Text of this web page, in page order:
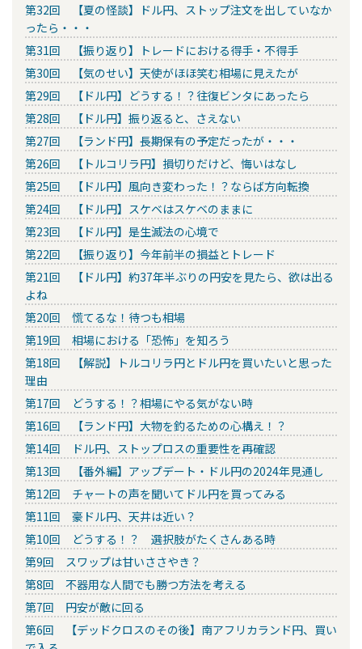
第32回 【夏の怪談】ドル円、ストップ注文を出していなか
ったら・・・
第31回 【振り返り】トレードにおける得手・不得手
第30回 【気のせい】天使がほほ笑む相場に見えたが
第29回 【ドル円】どうする！？往復ビンタにあったら
第28回 【ドル円】振り返ると、さえない
第27回 【ランド円】長期保有の予定だったが・・・
第26回 【トルコリラ円】損切りだけど、悔いはなし
第25回 【ドル円】風向き変わった！？ならば方向転換
第24回 【ドル円】スケベはスケベのままに
第23回 【ドル円】是生滅法の心境で
第22回 【振り返り】今年前半の損益とトレード
第21回 【ドル円】約37年半ぶりの円安を見たら、欲は出る
よね
第20回 慌てるな！待つも相場
第19回 相場における「恐怖」を知ろう
第18回 【解説】トルコリラ円とドル円を買いたいと思った
理由
第17回 どうする！？相場にやる気がない時
第16回 【ランド円】大物を釣るための心構え！？
第14回 ドル円、ストップロスの重要性を再確認
第13回 【番外編】アップデート・ドル円の2024年見通し
第12回 チャートの声を聞いてドル円を買ってみる
第11回 豪ドル円、天井は近い？
第10回 どうする！？ 選択肢がたくさんある時
第9回 スワップは甘いささやき？
第8回 不器用な人間でも勝つ方法を考える
第7回 円安が敵に回る
第6回 【デッドクロスのその後】南アフリカランド円、買い